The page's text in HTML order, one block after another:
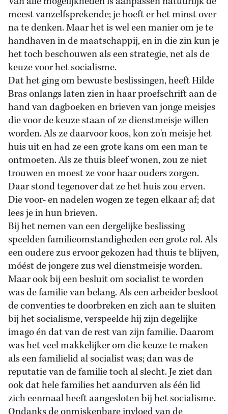
meest vanzelfsprekende; je hoeft er het minst over
na te denken. Maar het is wel een manier om je te
handhaven in de maatschappij, en in die zin kun je
het toch beschouwen als een strategie, net als de
keuze voor het socialisme.
Dat het ging om bewuste beslissingen, heeft Hilde
Bras onlangs laten zien in haar proefschrift aan de
hand van dagboeken en brieven van jonge meisjes
die voor de keuze staan of ze dienstmeisje willen
worden. Als ze daarvoor koos, kon zo'n meisje het
huis uit en had ze een grote kans om een man te
ontmoeten. Als ze thuis bleef wonen, zou ze niet
trouwen en moest ze voor haar ouders zorgen.
Daar stond tegenover dat ze het huis zou erven.
Die voor- en nadelen wogen ze tegen elkaar af; dat
lees je in hun brieven.
Bij het nemen van een dergelijke beslissing
speelden familieomstandigheden een grote rol. Als
een oudere zus ervoor gekozen had thuis te blijven,
móést de jongere zus wel dienstmeisje worden.
Maar ook bij een besluit om socialist te worden
was de familie van belang. Als een arbeider besloot
de conventies te doorbreken en zich aan te sluiten
bij het socialisme, verspeelde hij zijn degelijke
imago én dat van de rest van zijn familie. Daarom
was het veel makkelijker om die keuze te maken
als een familielid al socialist was; dan was de
reputatie van de familie toch al slecht. Je ziet dan
ook dat hele families het aandurven als één lid
zich eenmaal heeft aangesloten bij het socialisme.